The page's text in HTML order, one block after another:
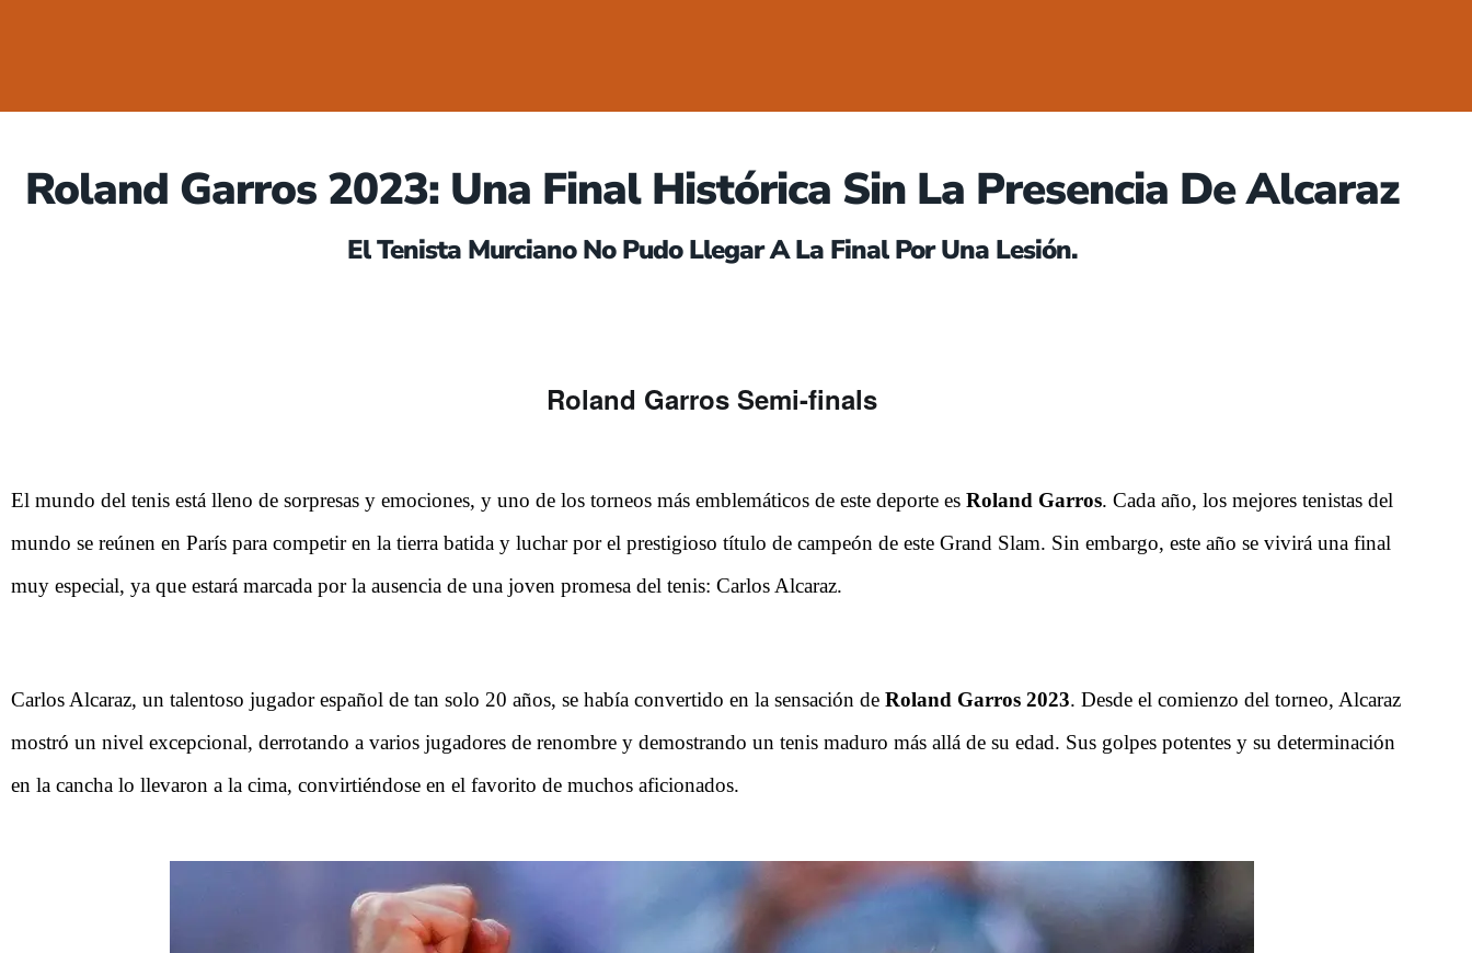
Roland Garros 2023: Una Final Histórica Sin La Presencia De Alcaraz
El Tenista Murciano No Pudo Llegar A La Final Por Una Lesión.
Roland Garros Semi-finals
El mundo del tenis está lleno de sorpresas y emociones, y uno de los torneos más emblemáticos de este deporte es Roland Garros. Cada año, los mejores tenistas del
mundo se reúnen en París para competir en la tierra batida y luchar por el prestigioso título de campeón de este Grand Slam. Sin embargo, este año se vivirá una final
muy especial, ya que estará marcada por la ausencia de una joven promesa del tenis: Carlos Alcaraz.
Carlos Alcaraz, un talentoso jugador español de tan solo 20 años, se había convertido en la sensación de Roland Garros 2023. Desde el comienzo del torneo, Alcaraz
mostró un nivel excepcional, derrotando a varios jugadores de renombre y demostrando un tenis maduro más allá de su edad. Sus golpes potentes y su determinación
en la cancha lo llevaron a la cima, convirtiéndose en el favorito de muchos aficionados.